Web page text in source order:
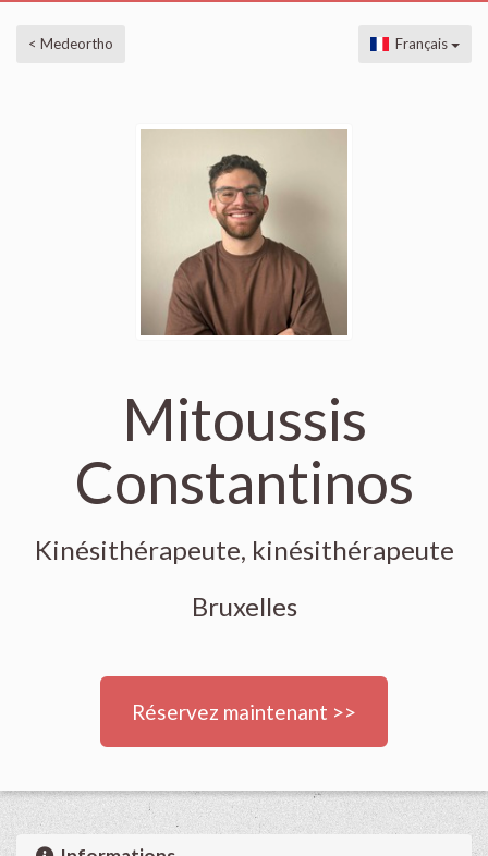
< Medeortho Français
Mitoussis
Constantinos
Kinésithérapeute, kinésithérapeute
Bruxelles
Réservez maintenant >>